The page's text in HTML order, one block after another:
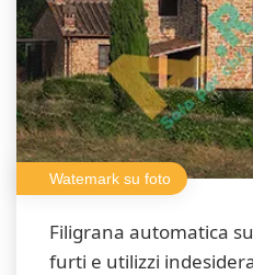
Watemark su foto
Filigrana automatica
furti e utilizzi